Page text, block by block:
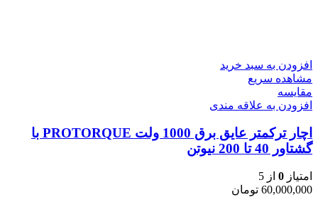
افزودن به سبد خرید
مشاهده سریع
مقایسه
افزودن به علاقه مندی
اچار ترکمتر عایق برق 1000 ولت PROTORQUE با
گشتاور 40 تا 200 نیوتن
امتیاز 0 از 5
60,000,000 تومان